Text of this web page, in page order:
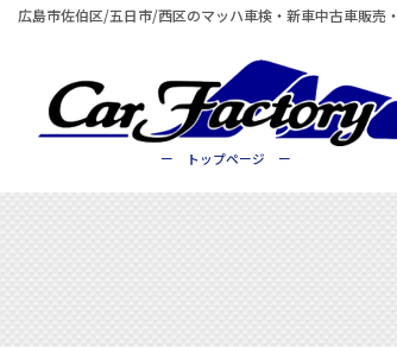
広島市佐伯区/五日市/西区のマッハ車検・新車中古車販売
ー トップページ ー